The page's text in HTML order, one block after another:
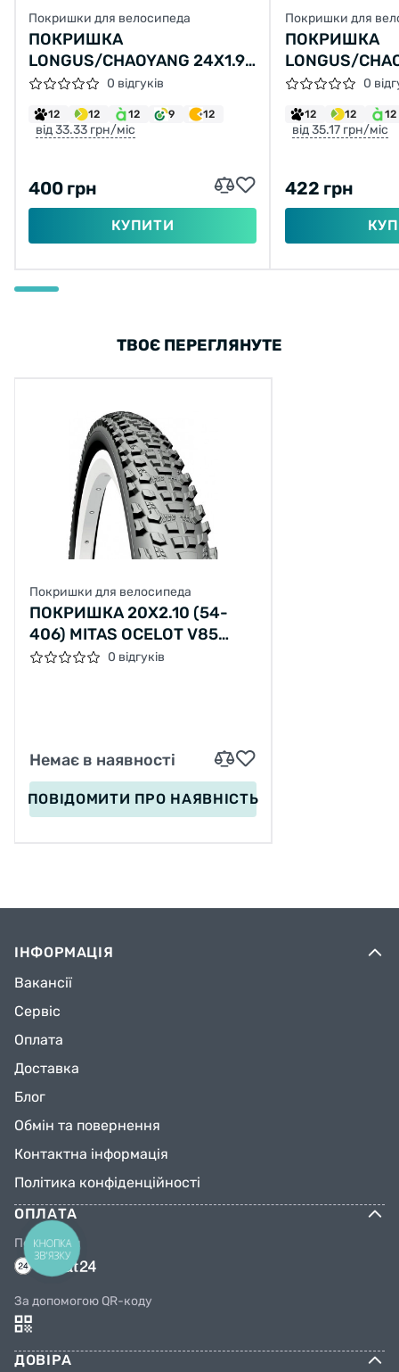
Покришки для велосипеда
ПОКРИШКА
LONGUS/CHAOYANG 24X1.95
Н-554 (47-507)
0 відгуків
12 12 12 9 12
від 33.33 грн/міс
400 грн
КУПИТИ
Покришки для
ПОКРИШКА
LONGUS/
H-5150 (50-
0
12 12 12
від 35.17 грн/міс
422 грн
ТВОЄ ПЕРЕГЛЯНУТЕ
Покришки для велосипеда
ПОКРИШКА 20X2.10 (54-
406) MITAS OCELOT V85
ЧОРНА
0 відгуків
Немає в наявності
ПОВІДОМИТИ ПРО НАЯВНІСТЬ
ІНФОРМАЦІЯ
Вакансії
Сервіс
Оплата
Доставка
Блог
Обмін та повернення
Контактна інформація
Політика конфіденційності
ОПЛАТА
Переказом
За допомогою QR-коду
ДОВІРА
КНОПКА
ЗВ'ЯЗКУ